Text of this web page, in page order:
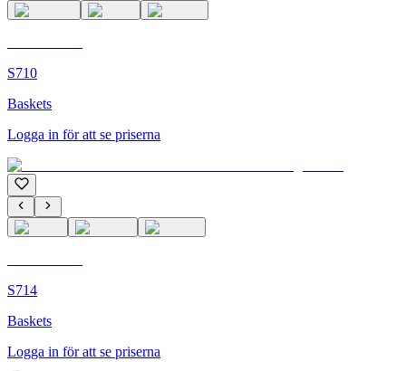
S710
Baskets
Logga in för att se priserna
S714
Baskets
Logga in för att se priserna